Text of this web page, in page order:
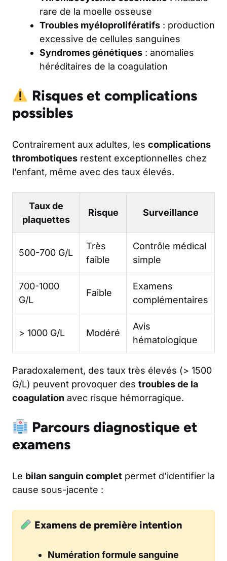
rare de la moelle osseuse
Troubles myéloprolifératifs : production
excessive de cellules sanguines
Syndromes génétiques : anomalies
héréditaires de la coagulation
Risques et complications
possibles
Contrairement aux adultes, les complications
thrombotiques restent exceptionnelles chez
l’enfant, même avec des taux élevés.
Taux de
plaquettes
Risque Surveillance
500-700 G/L
Très
faible
Contrôle médical
simple
700-1000
G/L
Faible
Examens
complémentaires
> 1000 G/L Modéré
Avis
hématologique
Paradoxalement, des taux très élevés (> 1500
G/L) peuvent provoquer des troubles de la
coagulation avec risque hémorragique.
Parcours diagnostique et
examens
Le bilan sanguin complet permet d’identifier la
cause sous-jacente :
Examens de première intention
Numération formule sanguine